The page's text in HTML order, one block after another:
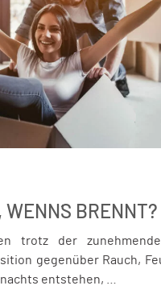
BRENNT?
trotz der
gegenüber Rauch,
entstehen, …